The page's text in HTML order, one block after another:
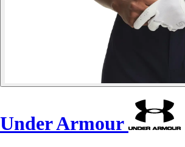
Under Armour